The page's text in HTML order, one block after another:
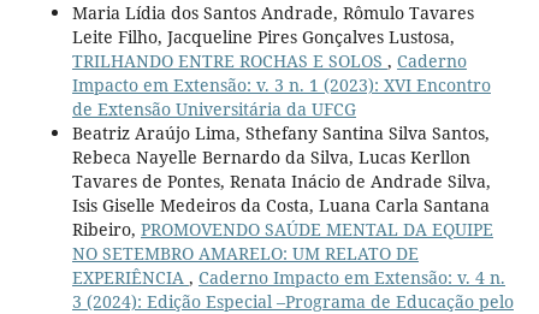
Maria Lídia dos Santos Andrade, Rômulo Tavares
Leite Filho, Jacqueline Pires Gonçalves Lustosa,
TRILHANDO ENTRE ROCHAS E SOLOS , Caderno
Impacto em Extensão: v. 3 n. 1 (2023): XVI Encontro
de Extensão Universitária da UFCG
Beatriz Araújo Lima, Sthefany Santina Silva Santos,
Rebeca Nayelle Bernardo da Silva, Lucas Kerllon
Tavares de Pontes, Renata Inácio de Andrade Silva,
Isis Giselle Medeiros da Costa, Luana Carla Santana
Ribeiro, PROMOVENDO SAÚDE MENTAL DA EQUIPE
NO SETEMBRO AMARELO: UM RELATO DE
EXPERIÊNCIA , Caderno Impacto em Extensão: v. 4 n.
3 (2024): Edição Especial –Programa de Educação pelo